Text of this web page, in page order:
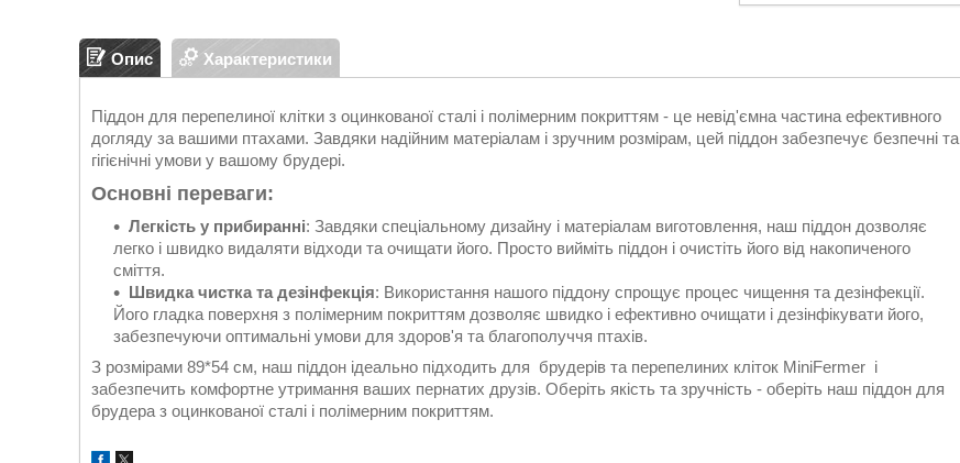
Опис Характеристики
Піддон для перепелиної клітки з оцинкованої сталі і полімерним покриттям - це невід'ємна частина ефективного
догляду за вашими птахами. Завдяки надійним матеріалам і зручним розмірам, цей піддон забезпечує безпечні та
гігієнічні умови у вашому брудері.
Основні переваги:
Легкість у прибиранні: Завдяки спеціальному дизайну і матеріалам виготовлення, наш піддон дозволяє
легко і швидко видаляти відходи та очищати його. Просто вийміть піддон і очистіть його від накопиченого
сміття.
Швидка чистка та дезінфекція: Використання нашого піддону спрощує процес чищення та дезінфекції.
Його гладка поверхня з полімерним покриттям дозволяє швидко і ефективно очищати і дезінфікувати його,
забезпечуючи оптимальні умови для здоров'я та благополуччя птахів.
З розмірами 89*54 см, наш піддон ідеально підходить для брудерів та перепелиних кліток MiniFermer і
забезпечить комфортне утримання ваших пернатих друзів. Оберіть якість та зручність - оберіть наш піддон для
брудера з оцинкованої сталі і полімерним покриттям.